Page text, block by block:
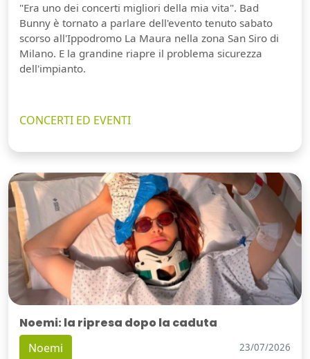
"Era uno dei concerti migliori della mia vita". Bad
Bunny è tornato a parlare dell'evento tenuto sabato
scorso all'Ippodromo La Maura nella zona San Siro di
Milano. E la grandine riapre il problema sicurezza
dell'impianto.
CONCERTI ED EVENTI
Noemi: la ripresa dopo la caduta
Noemi 23/07/2026